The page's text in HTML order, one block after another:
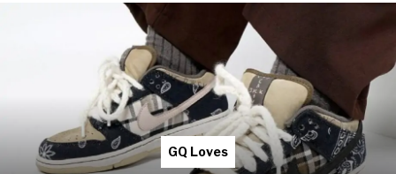
GQ Loves